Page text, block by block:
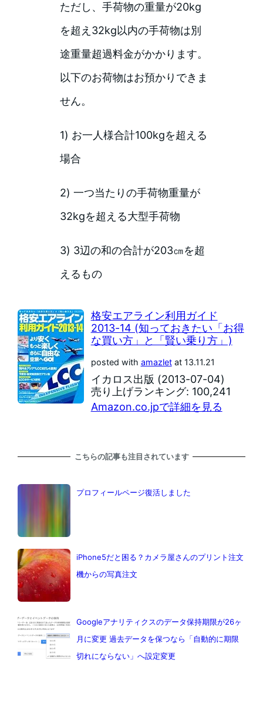
ただし、手荷物の重量が20kg
を超え32kg以内の手荷物は別
途重量超過料金がかかります。
以下のお荷物はお預かりできま
せん。
1) お一人様合計100kgを超える
場合
2) 一つ当たりの手荷物重量が
32kgを超える大型手荷物
3) 3辺の和の合計が203㎝を超
えるもの
格安エアライン利用ガイド
2013-14 (知っておきたい「お得
な買い方」と「賢い乗り方」)
posted with amazletat 13.11.21
イカロス出版 (2013-07-04)
売り上げランキング: 100,241
Amazon.co.jpで詳細を見る
こちらの記事も注目されています
プロフィールページ復活しました
iPhone5だと困る？カメラ屋さんのプリント注文
機からの写真注文
Googleアナリティクスのデータ保持期限が26ヶ
月に変更 過去データを保つなら「自動的に期限
切れにならない」へ設定変更